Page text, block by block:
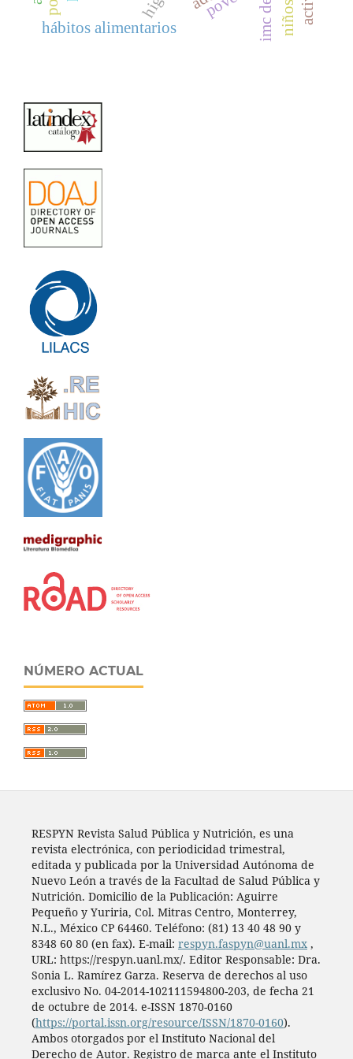
hábitos alimentarios
NÚMERO ACTUAL
RESPYN Revista Salud Pública y Nutrición, es una
revista electrónica, con periodicidad trimestral,
editada y publicada por la Universidad Autónoma de
Nuevo León a través de la Facultad de Salud Pública y
Nutrición. Domicilio de la Publicación: Aguirre
Pequeño y Yuriria, Col. Mitras Centro, Monterrey,
N.L., México CP 64460. Teléfono: (81) 13 40 48 90 y
8348 60 80 (en fax). E-mail: respyn.faspyn@uanl.mx,
URL: https://respyn.uanl.mx/. Editor Responsable: Dra.
Sonia L. Ramírez Garza. Reserva de derechos al uso
exclusivo No. 04-2014-102111594800-203, de fecha 21
de octubre de 2014. e-ISSN 1870-0160
(https://portal.issn.org/resource/ISSN/1870-0160).
Ambos otorgados por el Instituto Nacional del
Derecho de Autor. Registro de marca ante el Instituto